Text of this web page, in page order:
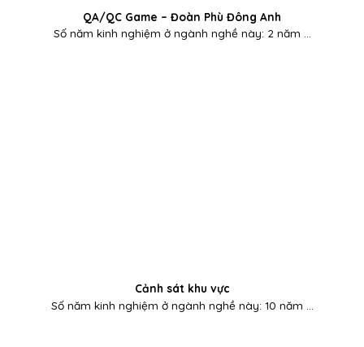
QA/QC Game – Đoàn Phù Đông Anh
Số năm kinh nghiệm ở ngành nghề này: 2 năm ...
Cảnh sát khu vực
Số năm kinh nghiệm ở ngành nghề này: 10 năm ...